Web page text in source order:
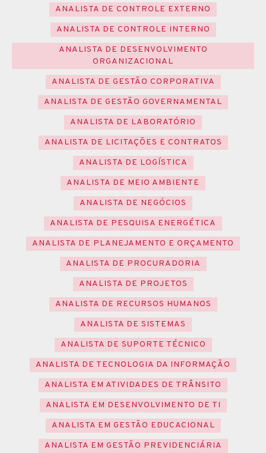
ANALISTA DE CONTROLE EXTERNO
ANALISTA DE CONTROLE INTERNO
ANALISTA DE DESENVOLVIMENTO
ORGANIZACIONAL
ANALISTA DE GESTÃO CORPORATIVA
ANALISTA DE GESTÃO GOVERNAMENTAL
ANALISTA DE LABORATÓRIO
ANALISTA DE LICITAÇÕES E CONTRATOS
ANALISTA DE LOGÍSTICA
ANALISTA DE MEIO AMBIENTE
ANALISTA DE NEGÓCIOS
ANALISTA DE PESQUISA ENERGÉTICA
ANALISTA DE PLANEJAMENTO E ORÇAMENTO
ANALISTA DE PROCURADORIA
ANALISTA DE PROJETOS
ANALISTA DE RECURSOS HUMANOS
ANALISTA DE SISTEMAS
ANALISTA DE SUPORTE TÉCNICO
ANALISTA DE TECNOLOGIA DA INFORMAÇÃO
ANALISTA EM ATIVIDADES DE TRÂNSITO
ANALISTA EM DESENVOLVIMENTO DE TI
ANALISTA EM GESTÃO EDUCACIONAL
ANALISTA EM GESTÃO PREVIDENCIÁRIA